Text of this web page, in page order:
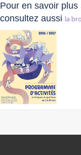
Pour en savoir plus
consultez aussi la